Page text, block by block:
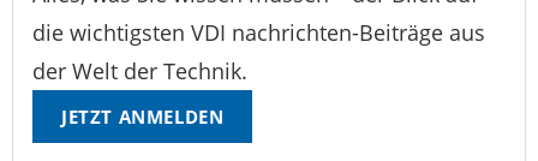
die wichtigsten VDI nachrichten-Beiträge aus
der Welt der Technik.
JETZT ANMELDEN